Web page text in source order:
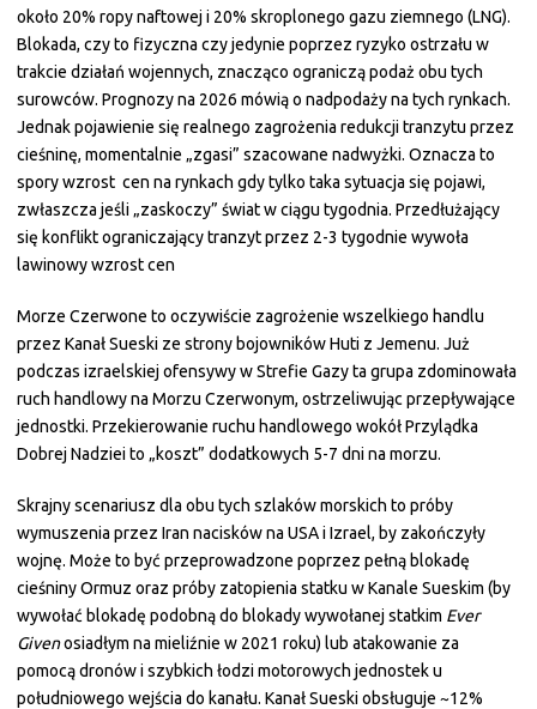
około 20% ropy naftowej i 20% skroplonego gazu ziemnego (LNG).
Blokada, czy to fizyczna czy jedynie poprzez ryzyko ostrzału w
trakcie działań wojennych, znacząco ograniczą podaż obu tych
surowców. Prognozy na 2026 mówią o nadpodaży na tych rynkach.
Jednak pojawienie się realnego zagrożenia redukcji tranzytu przez
cieśninę, momentalnie „zgasi” szacowane nadwyżki. Oznacza to
spory wzrost cen na rynkach gdy tylko taka sytuacja się pojawi,
zwłaszcza jeśli „zaskoczy” świat w ciągu tygodnia. Przedłużający
się konflikt ograniczający tranzyt przez 2-3 tygodnie wywoła
lawinowy wzrost cen
Morze Czerwone to oczywiście zagrożenie wszelkiego handlu
przez Kanał Sueski ze strony bojowników Huti z Jemenu. Już
podczas izraelskiej ofensywy w Strefie Gazy ta grupa zdominowała
ruch handlowy na Morzu Czerwonym, ostrzeliwując przepływające
jednostki. Przekierowanie ruchu handlowego wokół Przylądka
Dobrej Nadziei to „koszt” dodatkowych 5-7 dni na morzu.
Skrajny scenariusz dla obu tych szlaków morskich to próby
wymuszenia przez Iran nacisków na USA i Izrael, by zakończyły
wojnę. Może to być przeprowadzone poprzez pełną blokadę
cieśniny Ormuz oraz próby zatopienia statku w Kanale Sueskim (by
wywołać blokadę podobną do blokady wywołanej statkim Ever
Givenosiadłym na mieliźnie w 2021 roku) lub atakowanie za
pomocą dronów i szybkich łodzi motorowych jednostek u
południowego wejścia do kanału. Kanał Sueski obsługuje ~12%